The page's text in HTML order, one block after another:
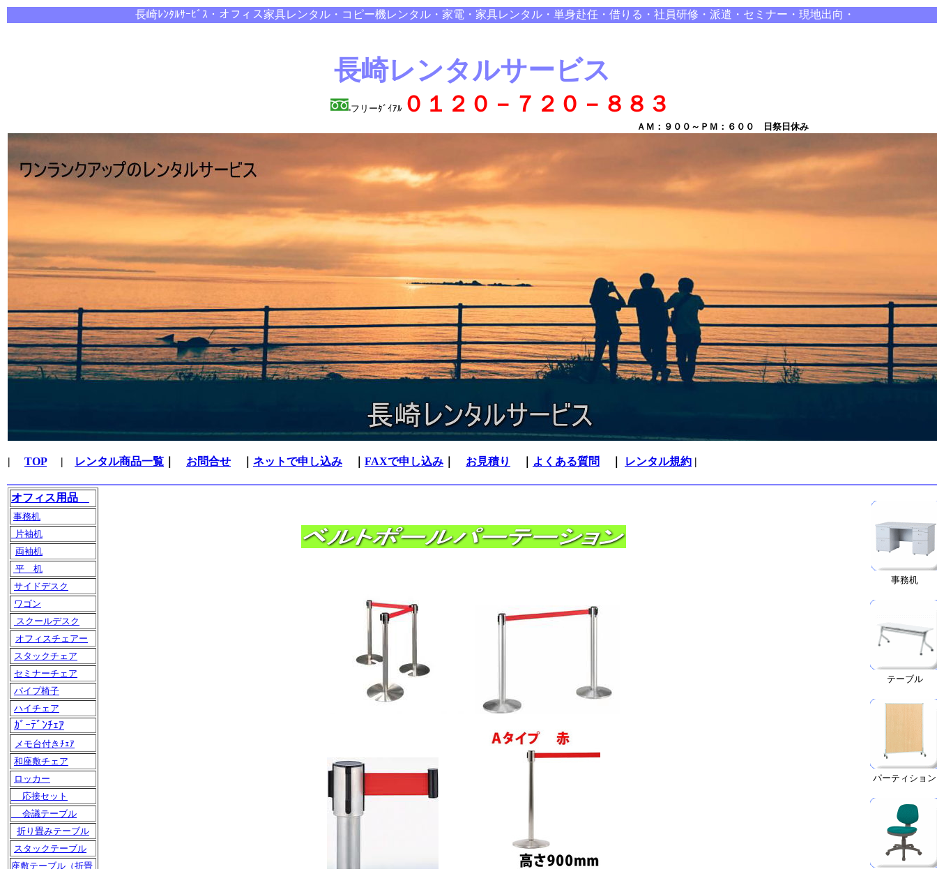
長崎ﾚﾝﾀﾙｻｰﾋﾞｽ・オ フィス家具レンタル・コピー機レンタル・家電・家具レンタル・単身赴任・借りる・社員研修・派遣・セミナー・現地出向・
長崎レンタルサービス
フリーﾀﾞｲｱﾙ ０１２０－７２０－８８３
ＡＭ：９００～ＰＭ：６００ 日祭日休み
| TOP| レンタル商品一覧 お問合せ ネットで申し込み FAXで申し込み お見積り よくある質問 レンタル規約 |
オフィス用品
事務机
片袖机
両袖机
平 机
サイドデスク
ワゴン
スクールデスク
オフィスチェアー
スタックチェア
セミナーチェア
パイプ椅子
ハイチェア
ｶﾞｰﾃﾞﾝﾁｪｱ
メモ台付きﾁｪｱ
和座敷チェア
ロッカー
応接セット
会議テーブル
折り畳みテーブル
スタックテーブル
座敷テーブル（折畳
事務机
テーブル
パーティション